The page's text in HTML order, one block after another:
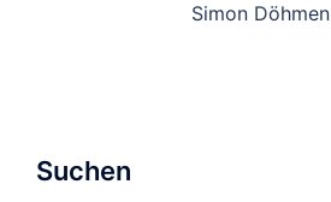
Simon Döhmen
Suchen